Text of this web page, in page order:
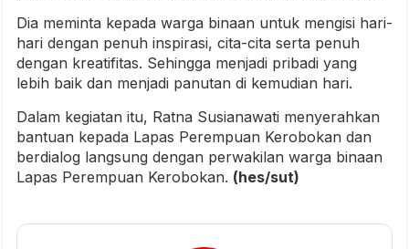
Dia meminta kepada warga binaan untuk mengisi hari-
hari dengan penuh inspirasi, cita-cita serta penuh
dengan kreatifitas. Sehingga menjadi pribadi yang
lebih baik dan menjadi panutan di kemudian hari.
Dalam kegiatan itu, Ratna Susianawati menyerahkan
bantuan kepada Lapas Perempuan Kerobokan dan
berdialog langsung dengan perwakilan warga binaan
Lapas Perempuan Kerobokan. (hes/sut)